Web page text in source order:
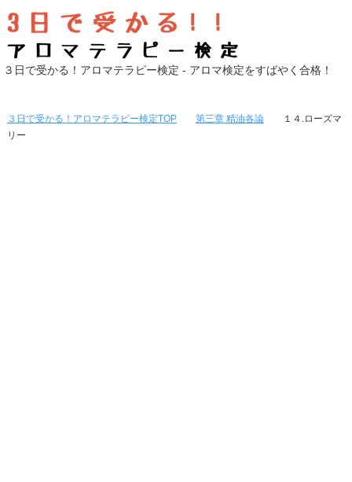
３日で受かる！アロマテラピー検定 - アロマ検定をすばやく合格！
３日で受かる！アロマテラピー検定TOP 第三章 精油各論
１４.ローズマ
リー